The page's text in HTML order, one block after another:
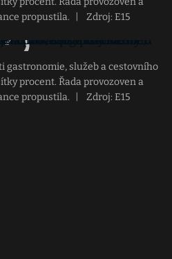
propustila.
Zdroj: E15
gastronomie, služeb a cestovního
procent. Řada provozoven a
propustila.
Zdroj: E15